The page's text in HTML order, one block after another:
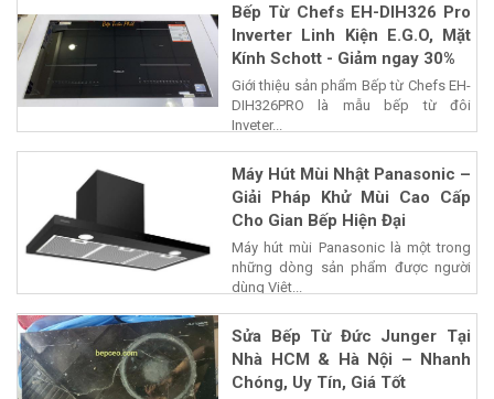
Bếp Từ Chefs EH-DIH326 Pro
Inverter Linh Kiện E.G.O, Mặt
Kính Schott - Giảm ngay 30%
Giới thiệu sản phẩm Bếp từ Chefs EH-
DIH326PRO là mẫu bếp từ đôi
Inveter...
Máy Hút Mùi Nhật Panasonic –
Giải Pháp Khử Mùi Cao Cấp
Cho Gian Bếp Hiện Đại
Máy hút mùi Panasonic là một trong
những dòng sản phẩm được người
dùng Việt...
Sửa Bếp Từ Đức Junger Tại
Nhà HCM & Hà Nội – Nhanh
Chóng, Uy Tín, Giá Tốt